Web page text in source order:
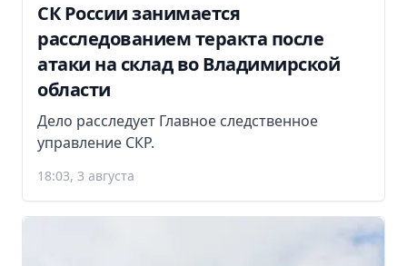
СК России занимается
расследованием теракта после
атаки на склад во Владимирской
области
Дело расследует Главное следственное
управление СКР.
18:03, 3 августа